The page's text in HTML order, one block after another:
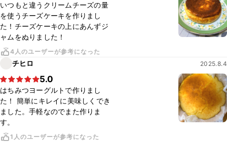
いつもと違うクリームチーズの量
を使うチーズケーキを作りまし
た！チーズケーキの上にあんずジ
ャムをぬりました！
4人のユーザーが参考になった
チヒロ 2025.8.4
5.0
はちみつヨーグルトで作りまし
た！ 簡単にキレイに美味しくでき
ました。手軽なのでまた作りま
す。
1人のユーザーが参考になった